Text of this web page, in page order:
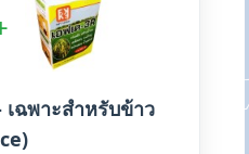
เฉพาะสำหรับข้าว